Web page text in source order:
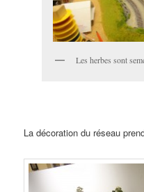
Les herbes sont
La décoration du réseau